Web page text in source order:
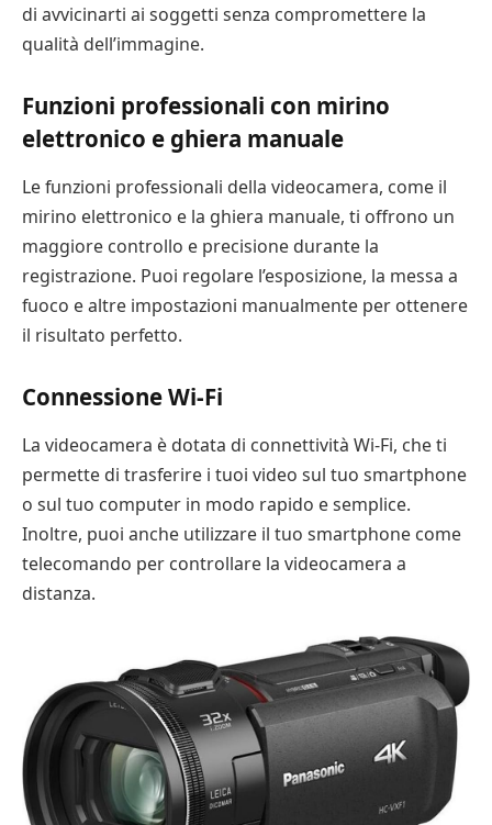
di avvicinarti ai soggetti senza compromettere la
qualità dell’immagine.
Funzioni professionali con mirino
elettronico e ghiera manuale
Le funzioni professionali della videocamera, come il
mirino elettronico e la ghiera manuale, ti offrono un
maggiore controllo e precisione durante la
registrazione. Puoi regolare l’esposizione, la messa a
fuoco e altre impostazioni manualmente per ottenere
il risultato perfetto.
Connessione Wi-Fi
La videocamera è dotata di connettività Wi-Fi, che ti
permette di trasferire i tuoi video sul tuo smartphone
o sul tuo computer in modo rapido e semplice.
Inoltre, puoi anche utilizzare il tuo smartphone come
telecomando per controllare la videocamera a
distanza.